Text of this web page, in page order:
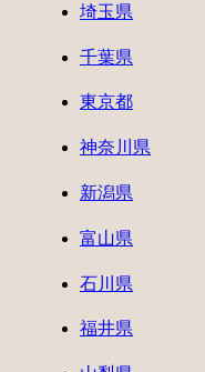
埼玉県
千葉県
東京都
神奈川県
新潟県
富山県
石川県
福井県